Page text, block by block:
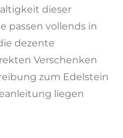
dieser
passen vollends in
dezente
Verschenken
zum Edelstein
liegen